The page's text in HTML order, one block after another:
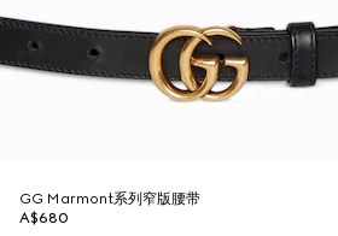
GG Marmont系列窄版腰带
A$680